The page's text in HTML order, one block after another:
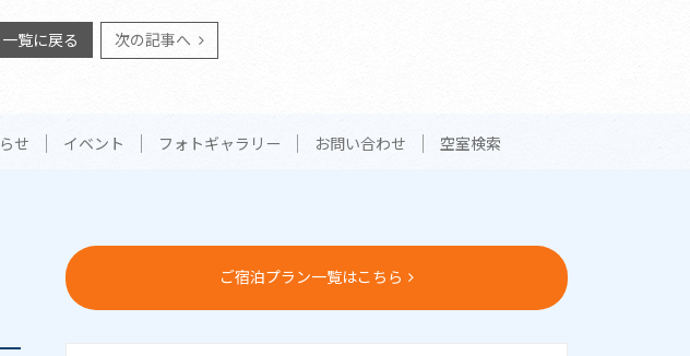
一覧に戻る 次の記事へ
せ イベント フォトギャラリー お問い合わせ 空室検索
ご宿泊プラン一覧はこちら